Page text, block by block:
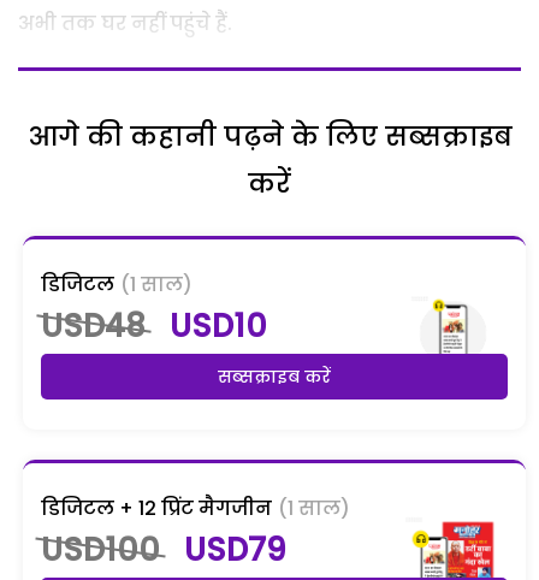
अभी तक घर नहीं पहुंचे हैं.
आगे की कहानी पढ़ने के लिए सब्सक्राइब
करें
डिजिटल (1 साल)
USD48 USD10
सब्सक्राइब करें
डिजिटल + 12 प्रिंट मैगजीन (1 साल)
USD100 USD79